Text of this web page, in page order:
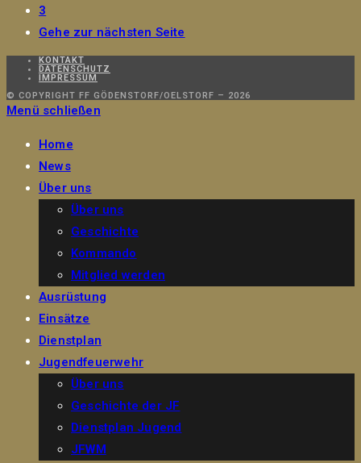
3
Gehe zur nächsten Seite
KONTAKT
DATENSCHUTZ
IMPRESSUM
© COPYRIGHT FF GÖDENSTORF/OELSTORF – 2026
Menü schließen
Home
News
Über uns
Über uns
Geschichte
Kommando
Mitglied werden
Ausrüstung
Einsätze
Dienstplan
Jugendfeuerwehr
Über uns
Geschichte der JF
Dienstplan Jugend
JFWM